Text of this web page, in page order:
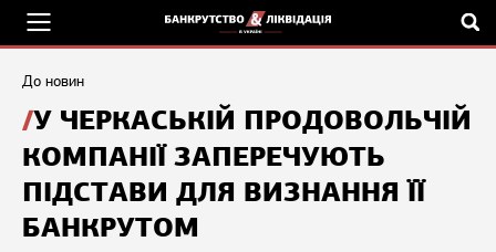
До новин
У ЧЕРКАСЬКІЙ ПРОДОВОЛЬЧІЙ
КОМПАНІЇ ЗАПЕРЕЧУЮТЬ
ПІДСТАВИ ДЛЯ ВИЗНАННЯ ЇЇ
БАНКРУТОМ